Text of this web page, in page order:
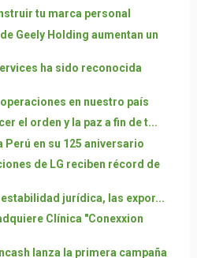
tu marca personal
Geely Holding aumentan un
ha sido reconocida
en nuestro país
el orden y la paz a fin de t...
Perú en su 125 aniversario
de LG reciben récord de
estabilidad jurídica, las expor...
Clínica "Conexxion
lanza la primera campaña